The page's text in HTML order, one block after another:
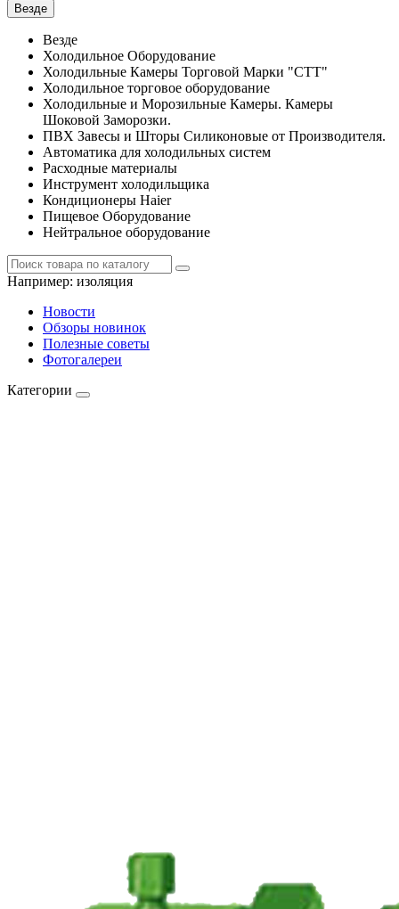
Везде
Везде
Холодильное Оборудование
Холодильные Камеры Торговой Марки "СТТ"
Холодильное торговое оборудование
Холодильные и Морозильные Камеры. Камеры
Шоковой Заморозки.
ПВХ Завесы и Шторы Силиконовые от Производителя.
Автоматика для холодильных систем
Расходные материалы
Инструмент холодильщика
Кондиционеры Haier
Пищевое Оборудование
Нейтральное оборудование
Например: изоляция
Новости
Обзоры новинок
Полезные советы
Фотогалереи
Категории